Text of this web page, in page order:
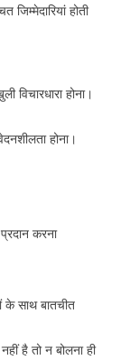
होती
होना।
होना।
करना
के साथ बातचीत
है तो न बोलना ही